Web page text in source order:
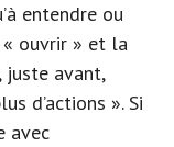
entendre ou
ouvrir » et la
juste avant,
d’actions ». Si
avec